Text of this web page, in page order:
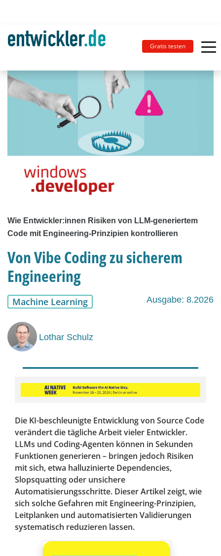
Gratis testen
Wie Entwickler:innen Risiken von LLM-generiertem
Code mit Engineering-Prinzipien kontrollieren
Von Vibe Coding zu sicherem
Engineering
Machine Learning Ausgabe: 8.2026
Lothar Schulz
Die KI-beschleunigte Entwicklung von Source Code
verändert die tägliche Arbeit vieler Entwickler.
LLMs und Coding-Agenten können in Sekunden
Funktionen generieren – bringen jedoch Risiken
mit sich, etwa halluzinierte Dependencies,
Slopsquatting oder unsichere
Automatisierungsschritte. Dieser Artikel zeigt, wie
sich solche Gefahren mit Engineering-Prinzipien,
Leitplanken und automatisierten Validierungen
systematisch reduzieren lassen.